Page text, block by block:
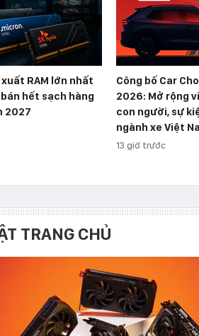
RAM lớn nhất
hết sạch hàng
2027
Công bố Car
2026: Mở rộng
con người, sự
ngành xe Việt
13 giờ trước
TRANG CHỦ